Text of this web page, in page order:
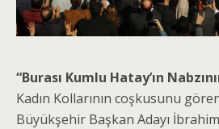
“Burası Kumlu Hatay’ın
Kadın Kollarının coşkusunu
Büyükşehir Başkan Adayı